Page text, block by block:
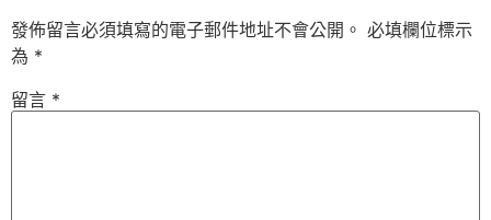
發佈留言必須填寫的電子郵件地址不會公開。 必填欄位標示
為 *
留言 *